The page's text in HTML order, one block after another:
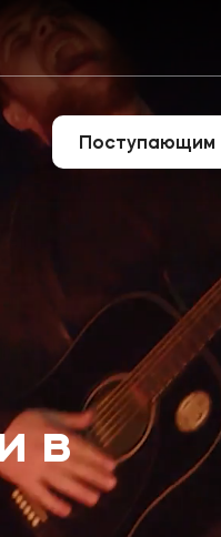
Поступающим
в